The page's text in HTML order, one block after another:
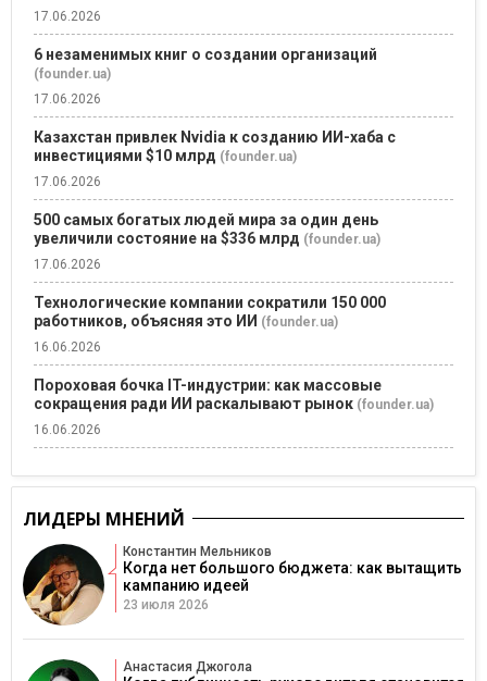
17.06.2026
6 незаменимых книг о создании организаций
(founder.ua)
17.06.2026
Казахстан привлек Nvidia к созданию ИИ-хаба с
инвестициями $10 млрд (founder.ua)
17.06.2026
500 самых богатых людей мира за один день
увеличили состояние на $336 млрд (founder.ua)
17.06.2026
Технологические компании сократили 150 000
работников, объясняя это ИИ (founder.ua)
16.06.2026
Пороховая бочка IT-индустрии: как массовые
сокращения ради ИИ раскалывают рынок (founder.ua)
16.06.2026
ЛИДЕРЫ МНЕНИЙ
Константин Мельников
Когда нет большого бюджета: как вытащить
кампанию идеей
23 июля 2026
Анастасия Джогола